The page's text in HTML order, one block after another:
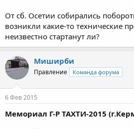
От сб. Осетии собирались
возникли какие-то технические
неизвестно стартанут ли?
Миширби
Правление Команда форума
6 Фев 2015
Мемориал Г-Р ТАХТИ-2015